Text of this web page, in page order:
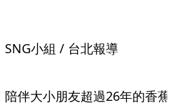
小組 / 台北報導
伴大小朋友超過26年的香蕉